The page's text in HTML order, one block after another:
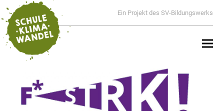
Ein Projekt des SV-Bildungswerks